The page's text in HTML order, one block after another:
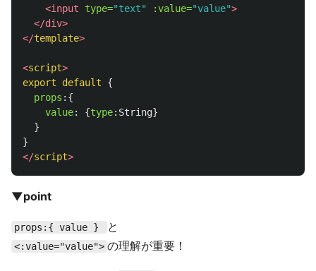
<input
type="text" :value="value">
</div>
</template>
<script>
export
default
{
props :{
value: {type: String}
}
}
</script>
▼point
props:{ value } と
<:value="value"> の理解が重要！